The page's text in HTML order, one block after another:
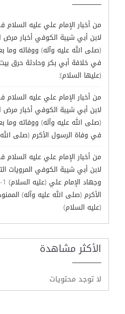
من أخبار الإمام علي عليه
لابن أبي شيبة الكوفي أخبار
في خلافة أبي بكر وحادثة حرق
(عليها السلام):
من أخبار الإمام علي عليه
لابن أبي شيبة الكوفي أخبار
في وفاة الرسول الأكرم (صلى
من أخبار الإمام علي عليه
لابن أبي شيبة الكوفي المرويات
الأكرم (صلى الله عليه وآله)
(عليه السلام)
الأكثر مشاهدة
لا توجد محتويات